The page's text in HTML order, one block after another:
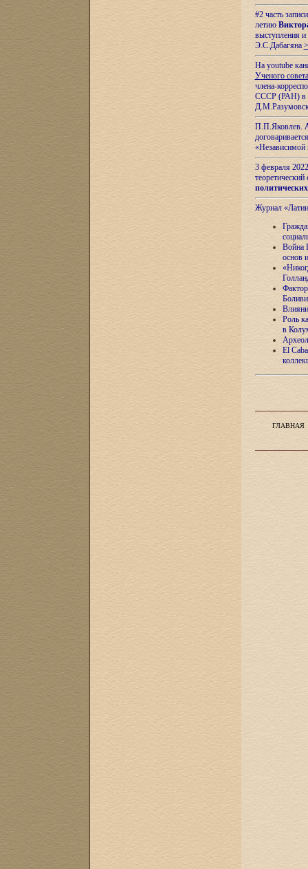
#2 часть
летию
выступления
Э.С.Дабагяна
На youtube
Ученого
члена-
СССР (РАН) в
П.П.Яковлев.
«Независимой
3 февраля
теоретический
Журнал
Война
основ
Роль
в
El
ГЛАВНАЯ